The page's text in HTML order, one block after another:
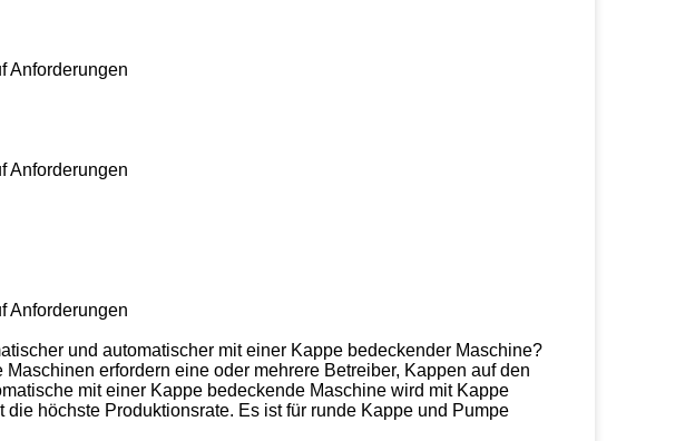
Anforderungen
Anforderungen
Anforderungen
und automatischer mit einer Kappe bedeckender Maschine?
erfordern eine oder mehrere Betreiber, Kappen auf den
mit einer Kappe bedeckende Maschine wird mit Kappe
höchste Produktionsrate. Es ist für runde Kappe und Pumpe